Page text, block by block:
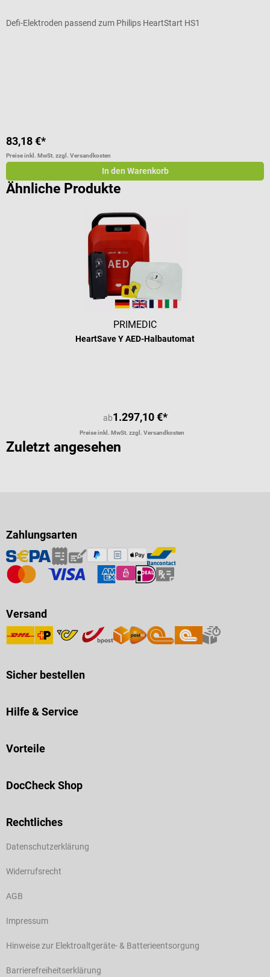
Defi-Elektroden passend zum Philips HeartStart HS1
83,18 €*
Preise inkl. MwSt. zzgl. Versandkosten
In den Warenkorb
Ähnliche Produkte
PRIMEDIC
HeartSave Y AED-Halbautomat
ab1.297,10 €*
Preise inkl. MwSt. zzgl. Versandkosten
Zuletzt angesehen
Zahlungsarten
Versand
Sicher bestellen
Hilfe & Service
Vorteile
DocCheck Shop
Rechtliches
Datenschutzerklärung
Widerrufsrecht
AGB
Impressum
Hinweise zur Elektroaltgeräte- & Batterieentsorgung
Barrierefreiheitserklärung